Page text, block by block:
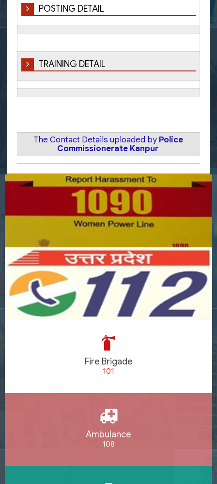
POSTING DETAIL
TRAINING DETAIL
The Contact Details uploaded by Police
Commissionerate Kanpur
Fire Brigade
101
Ambulance
108